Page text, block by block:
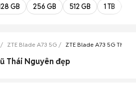
GB 256 GB 512 GB 1 TB
ZTE Blade A73 5G ZTE Blade A73 5G Thái
Thái Nguyên đẹp